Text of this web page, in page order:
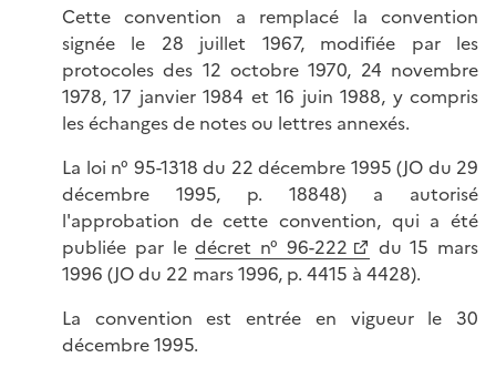
Cette convention a remplacé la convention
signée le 28 juillet 1967, modifiée par les
protocoles des 12 octobre 1970, 24 novembre
1978, 17 janvier 1984 et 16 juin 1988, y compris
les échanges de notes ou lettres annexés.
La loi n° 95-1318 du 22 décembre 1995 (JO du 29
décembre 1995, p. 18848) a autorisé
l'approbation de cette convention, qui a été
publiée par ledécret n° 96-222
du 15 mars
1996 (JO du 22 mars 1996, p. 4415 à 4428).
La convention est entrée en vigueur le 30
décembre 1995.